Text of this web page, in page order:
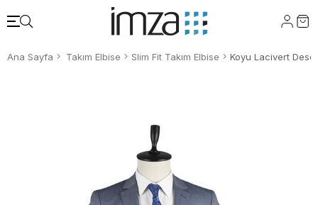
Ana Sayfa Takım Elbise Slim Fit Takım Elbise